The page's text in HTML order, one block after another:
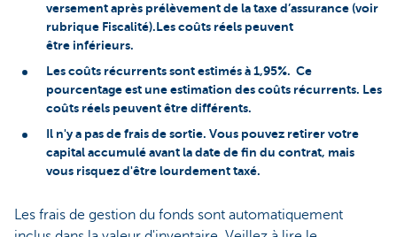
versement après prélèvement de la taxe d’assurance (voir
rubrique Fiscalité).Les coûts réels peuvent
être inférieurs.
Les coûts récurrents sont estimés à 1,95%. Ce
pourcentage est une estimation des coûts récurrents. Les
coûts réels peuvent être différents.
Il n'y a pas de frais de sortie. Vous pouvez retirer votre
capital accumulé avant la date de fin du contrat, mais
vous risquez d'être lourdement taxé.
Les frais de gestion du fonds sont automatiquement